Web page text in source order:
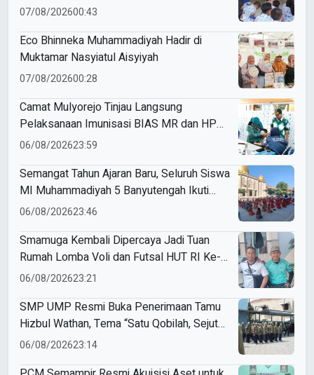
07/08/202600:43
Eco Bhinneka Muhammadiyah Hadir di
Muktamar Nasyiatul Aisyiyah
07/08/202600:28
Camat Mulyorejo Tinjau Langsung
Pelaksanaan Imunisasi BIAS MR dan HPV
di SD Muhammadiyah 18 Surabaya
06/08/202623:59
Semangat Tahun Ajaran Baru, Seluruh Siswa
MI Muhammadiyah 5 Banyutengah Ikuti
Latihan Tapak Suci Perdana
06/08/202623:46
Smamuga Kembali Dipercaya Jadi Tuan
Rumah Lomba Voli dan Futsal HUT RI Ke-
81 Kecamatan Tulangan
06/08/202623:21
SMP UMP Resmi Buka Penerimaan Tamu
Hizbul Wathan, Tema “Satu Qobilah, Sejuta
Cerita” Curi Perhatian
06/08/202623:14